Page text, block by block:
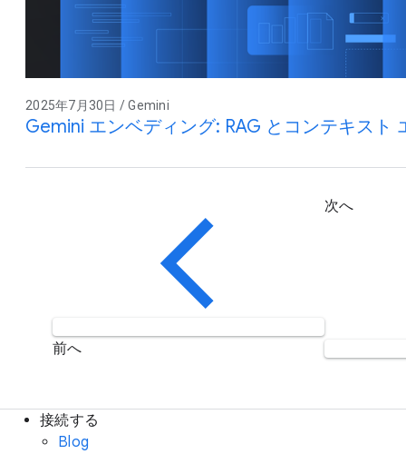
2025年7月30日 / Gemini
Gemini エンベディング: RAG とコンテキスト
前へ
次へ
接続する
Blog